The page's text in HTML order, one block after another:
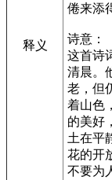
释义
倦来添
诗意：
这首诗
清晨。
老，但
着山色
的美好
土在平
花的开
不要为